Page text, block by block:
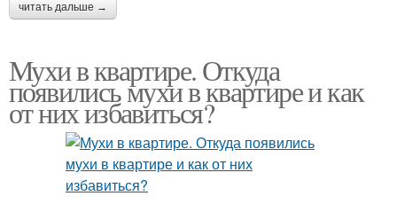
читать дальше →
Мухи в квартире. Откуда
появились мухи в квартире и как
от них избавиться?